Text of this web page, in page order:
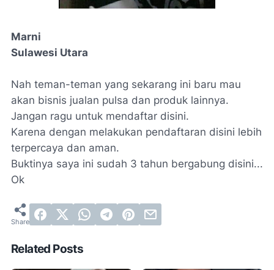
Marni
Sulawesi Utara
Nah teman-teman yang sekarang ini baru mau
akan bisnis jualan pulsa dan produk lainnya.
Jangan ragu untuk mendaftar disini.
Karena dengan melakukan pendaftaran disini lebih
terpercaya dan aman.
Buktinya saya ini sudah 3 tahun bergabung disini...
Ok
Related Posts